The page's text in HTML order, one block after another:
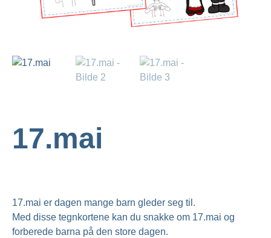
17.mai
17.mai er dagen mange barn gleder seg til.
Med disse tegnkortene kan du snakke om 17.mai og
forberede barna på den store dagen.